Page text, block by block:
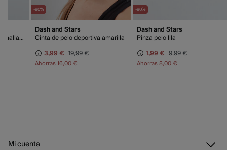
Short técnico ultra ligero malla blanco
-80%
Dash and Stars
Cinta de pelo deportiva amarilla
3,99 € 19,99 €
Ahorras16,00 €
-80%
Dash and Stars
Pinza pelo lila
1,99 € 9,99 €
Ahorras8,00 €
Mi cuenta